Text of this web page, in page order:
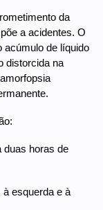
da
a acidentes. O
acúmulo de líquido
distorcida na
duas horas de
à esquerda e à